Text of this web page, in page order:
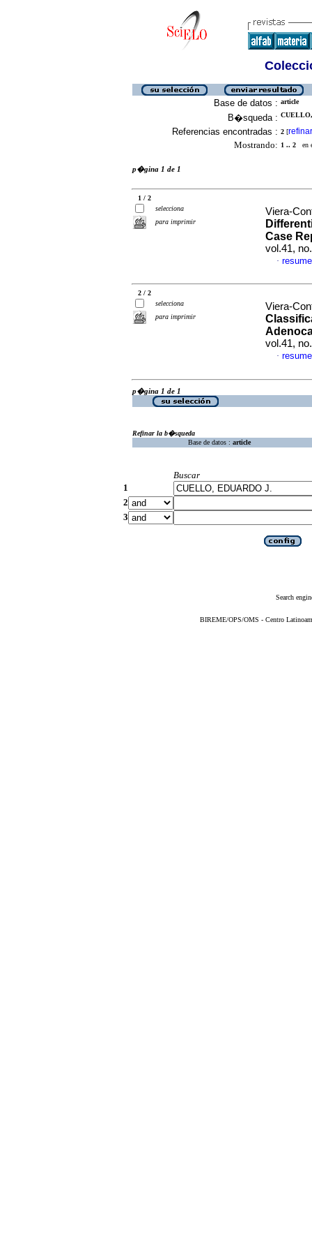
Base de datos : article
B�squeda :
Referencias encontradas : 2 [refinar
Mostrando: 1 .. 2 en
p�gina 1 de 1
1 / 2
selecciona
para imprimir
Viera-
Case
vol.41,
·
2 / 2
selecciona
para imprimir
Viera-
vol.41,
·
p�gina 1 de 1
Refinar la b�squeda
Base de datos : article
Buscar
1
2
3
Search
BIREME/OPS/OMS - Centro